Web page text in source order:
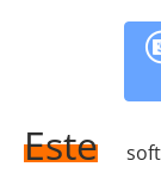
Este